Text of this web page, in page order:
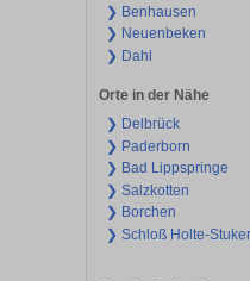
❯ Benhausen
❯ Neuenbeken
❯ Dahl
Orte in der Nähe
❯ Delbrück
❯ Paderborn
❯ Bad Lippspringe
❯ Salzkotten
❯ Borchen
❯ Schloß Holte-